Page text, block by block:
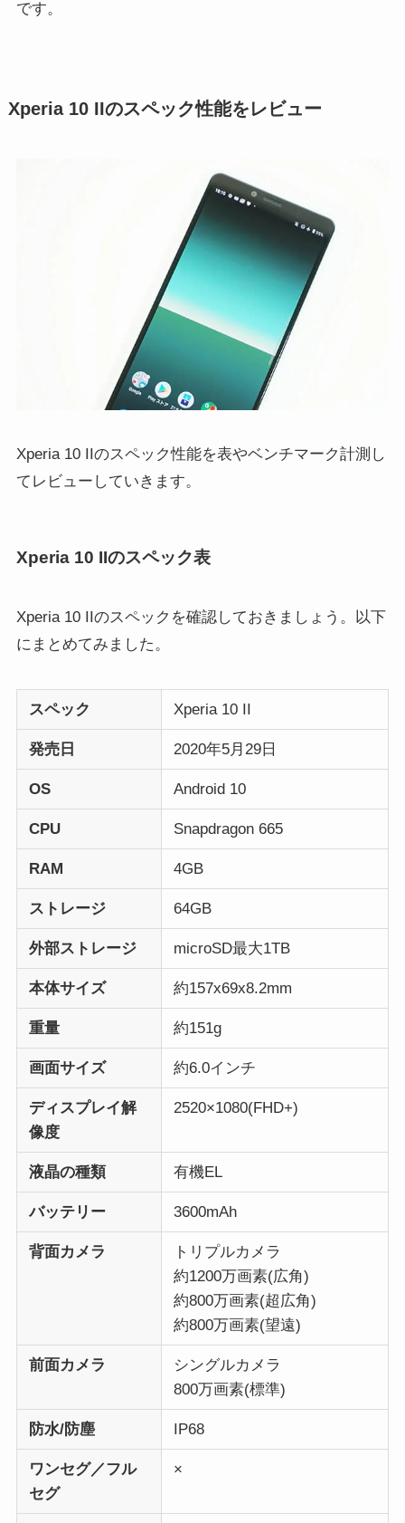
です。
Xperia 10 IIのスペック性能をレビュー
Xperia 10 IIのスペック性能を表やベンチマーク計測し
てレビューしていきます。
Xperia 10 IIのスペック表
Xperia 10 IIのスペックを確認しておきましょう。以下
にまとめてみました。
スペック Xperia 10 II
発売日 2020年5月29日
OS Android 10
CPU Snapdragon 665
RAM 4GB
ストレージ 64GB
外部ストレージ microSD最大1TB
本体サイズ 約157x69x8.2mm
重量 約151g
画面サイズ 約6.0インチ
ディスプレイ解
像度
2520×1080(FHD+)
液晶の種類 有機EL
バッテリー 3600mAh
背面カメラ
トリプルカメラ
約1200万画素(広角)
約800万画素(超広角)
約800万画素(望遠)
前面カメラ
シングルカメラ
800万画素(標準)
防水/防塵 IP68
ワンセグ／フル
セグ
×